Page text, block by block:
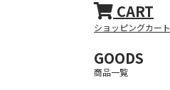
CART
ショッピングカート
GOODS
商品一覧